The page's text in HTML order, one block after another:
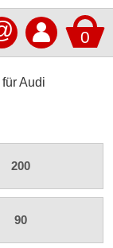
0
für Audi
200
90